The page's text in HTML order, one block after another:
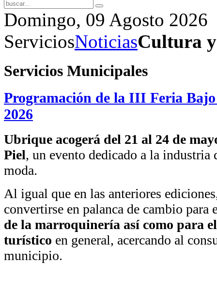
Domingo, 09 Agosto 2026
ServiciosNoticiasCultura
Servicios Municipales
Programación de la III Feria
2026
Ubrique acogerá del 21 al 24 de
Piel, un evento dedicado a la
moda.
Al igual que en las anteriores
convertirse en palanca de cambio para
de la marroquinería así como para
turístico en general, acercando al
municipio.